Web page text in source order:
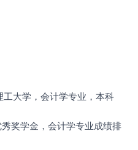
工大学，会计学专业，本科
奖学金，会计学专业成绩排